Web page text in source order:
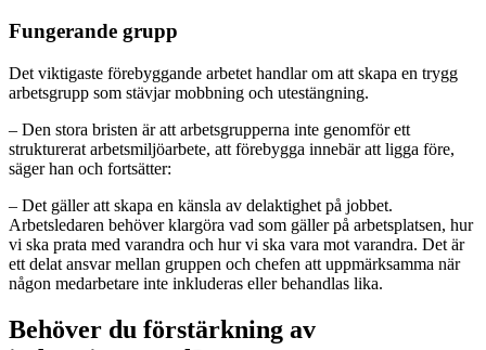
Fungerande grupp
Det viktigaste förebyggande arbetet handlar om att skapa en trygg
arbetsgrupp som stävjar mobbning och utestängning.
– Den stora bristen är att arbetsgrupperna inte genomför ett
strukturerat arbetsmiljöarbete, att förebygga innebär att ligga före,
säger han och fortsätter:
– Det gäller att skapa en känsla av delaktighet på jobbet.
Arbetsledaren behöver klargöra vad som gäller på arbetsplatsen, hur
vi ska prata med varandra och hur vi ska vara mot varandra. Det är
ett delat ansvar mellan gruppen och chefen att uppmärksamma när
någon medarbetare inte inkluderas eller behandlas lika.
Behöver du förstärkning av